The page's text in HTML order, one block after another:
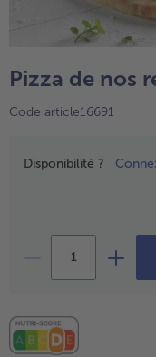
TousPlats
Produits
Pizza de nos
Code article16691
Prix
Disponibilité ?